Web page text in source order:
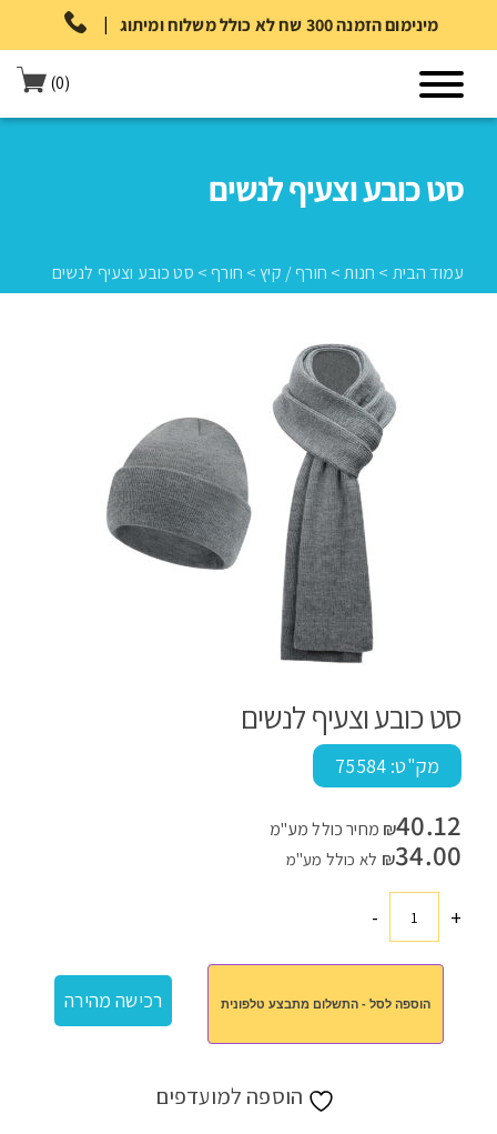
| מינימום הזמנה 300 שח לא כולל משלוח ומיתוג
(0)
סט כובע וצעיף לנשים
עמוד הבית > חנות> חורף / קיץ > חורף > סט כובע וצעיף לנשים
חנות>חורף / קיץ
סט כובע וצעיף לנשים
מק"ט: 75584
₪40.12
מחיר כולל מע"מ
₪34.00 לא כולל מע"מ
+כמות
כובע
וצעיף
-
הוספה לסל - התשלום מתבצע טלפונית רכישה מהירה
הוספה למועדפים